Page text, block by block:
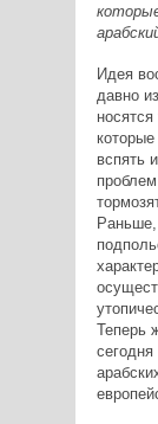
Идея
давно
вспять
Раньше,
Теперь